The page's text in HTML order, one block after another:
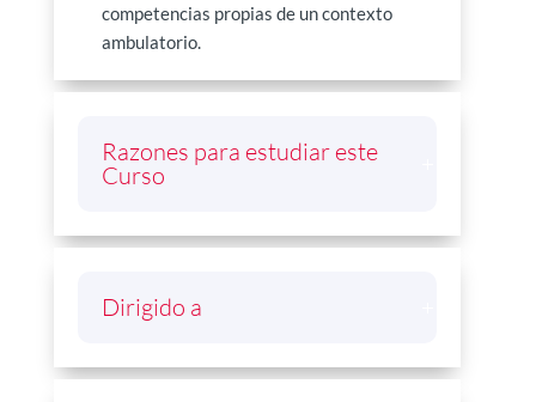
competencias propias de un contexto
ambulatorio.
Razones para estudiar este
Curso
Dirigido a